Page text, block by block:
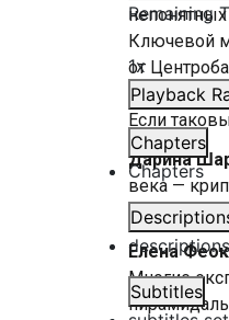
Remaining
1x
Playback
Chapters
Chapters
Subtitles
Ключевой
от
Если
Дарина
века —
у такой
Елена
Многие